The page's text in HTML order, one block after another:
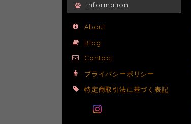
Information
About
Blog
Contact
プライバシーポリシー
特定商取引法に基づく表記